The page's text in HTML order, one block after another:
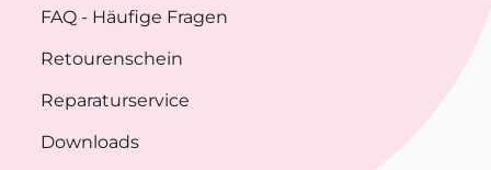
FAQ - Häufige Fragen
Retourenschein
Reparaturservice
Downloads